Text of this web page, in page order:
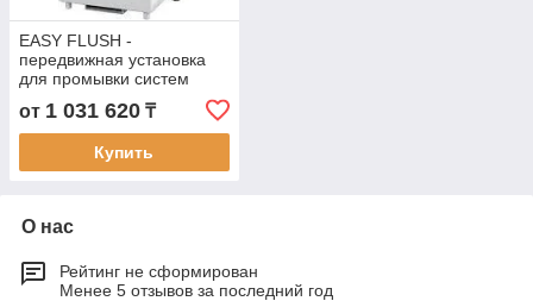
EASY FLUSH -
передвижная установка
для промывки систем
кондиционирования SPIN
01.000.171 (Италия)
от 1 031 620 ₸
Купить
О нас
Рейтинг не сформирован
Менее 5 отзывов за последний год